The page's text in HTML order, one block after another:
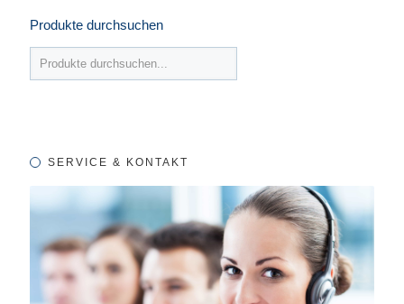
Produkte durchsuchen
SERVICE & KONTAKT